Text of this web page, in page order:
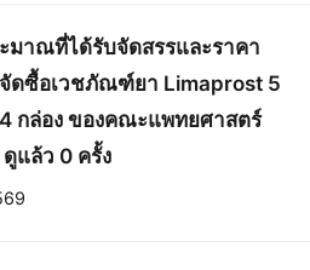
มาณที่ได้รับจัดสรรและราคา
จัดซื้อเวชภัณฑ์ยา Limaprost 5
กล่อง ของคณะแพทยศาสตร์
แล้ว 0 ครั้ง